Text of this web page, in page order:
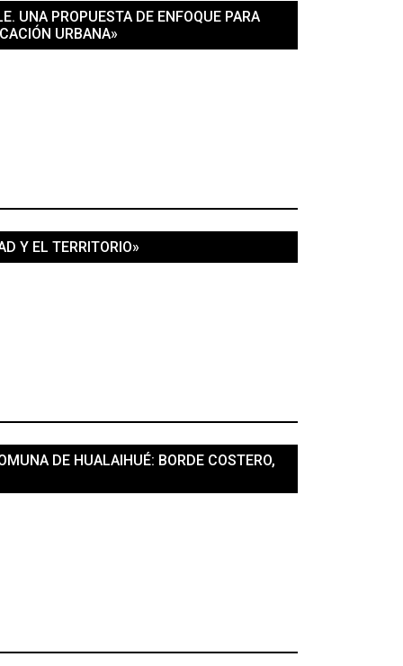
UNA PROPUESTA DE ENFOQUE PARA
URBANA»
Y EL TERRITORIO»
DE HUALAIHUÉ: BORDE COSTERO,